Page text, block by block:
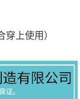
上使用）